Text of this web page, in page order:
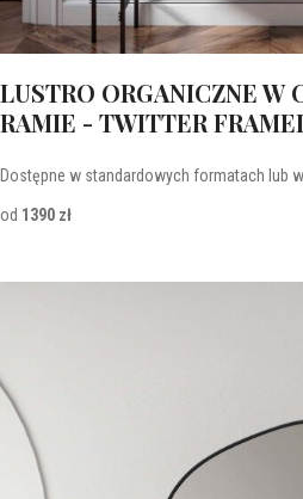
LUSTRO ORGANICZNE W
RAMIE - TWITTER
Dostępne w standardowych formatach lub
od 1390 zł